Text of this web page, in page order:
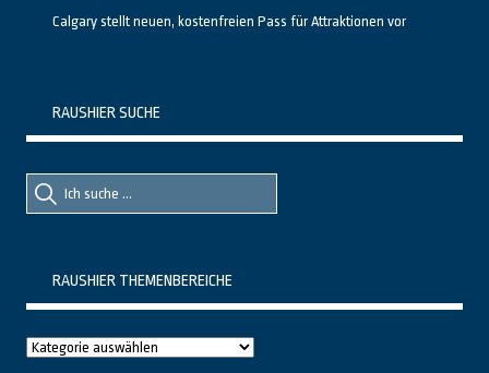
Calgary stellt neuen, kostenfreien Pass für Attraktionen vor
RAUSHIER SUCHE
Suche
nach::
Suche
nach:
RAUSHIER THEMENBEREICHE
Raushier